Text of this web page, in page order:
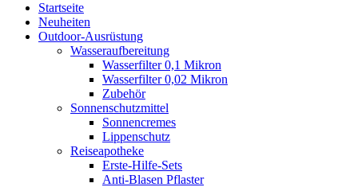
Startseite
Neuheiten
Outdoor-Ausrüstung
Wasseraufbereitung
Wasserfilter 0,1 Mikron
Wasserfilter 0,02 Mikron
Zubehör
Sonnenschutzmittel
Sonnencremes
Lippenschutz
Reiseapotheke
Erste-Hilfe-Sets
Anti-Blasen Pflaster